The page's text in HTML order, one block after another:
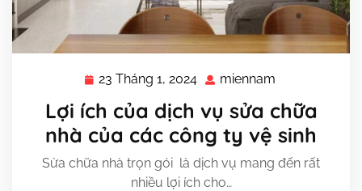
23 Tháng 1, 2024 23
1,
2024
miennam
Lợi ích của dịch vụ sửa chữa
nhà của các công ty vệ sinh
Sửa chữa nhà trọn gói là dịch vụ mang đến rất
nhiều lợi ích cho…